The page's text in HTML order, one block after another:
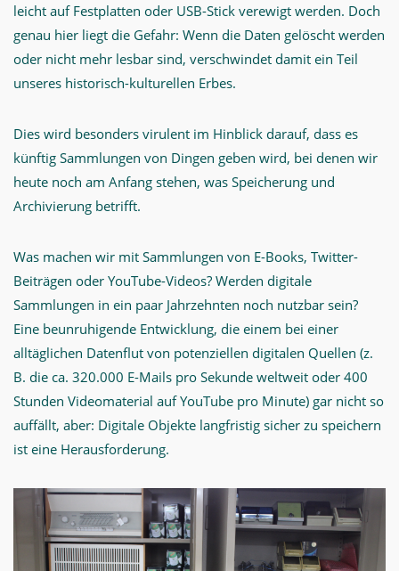
leicht auf Festplatten oder USB-Stick verewigt werden. Doch
genau hier liegt die Gefahr: Wenn die Daten gelöscht werden
oder nicht mehr lesbar sind, verschwindet damit ein Teil
unseres historisch-kulturellen Erbes.
Dies wird besonders virulent im Hinblick darauf, dass es
künftig Sammlungen von Dingen geben wird, bei denen wir
heute noch am Anfang stehen, was Speicherung und
Archivierung betrifft.
Was machen wir mit Sammlungen von E-Books, Twitter-
Beiträgen oder YouTube-Videos? Werden digitale
Sammlungen in ein paar Jahrzehnten noch nutzbar sein?
Eine beunruhigende Entwicklung, die einem bei einer
alltäglichen Datenflut von potenziellen digitalen Quellen (z.
B. die ca. 320.000 E-Mails pro Sekunde weltweit oder 400
Stunden Videomaterial auf YouTube pro Minute) gar nicht so
auffällt, aber: Digitale Objekte langfristig sicher zu speichern
ist eine Herausforderung.